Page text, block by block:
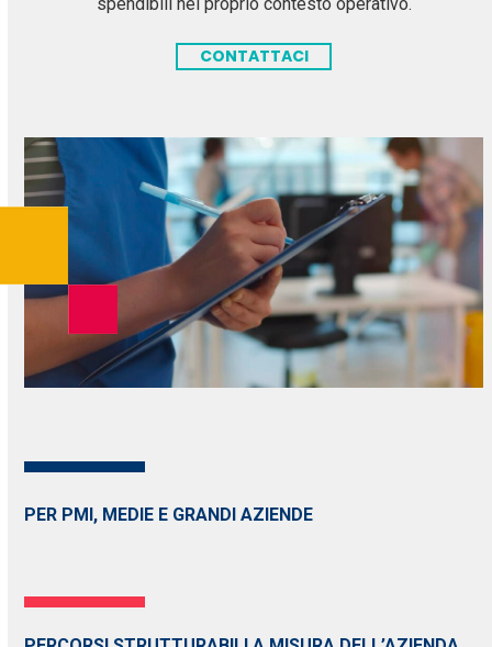
CONTATTACI
PER PMI, MEDIE E GRANDI AZIENDE